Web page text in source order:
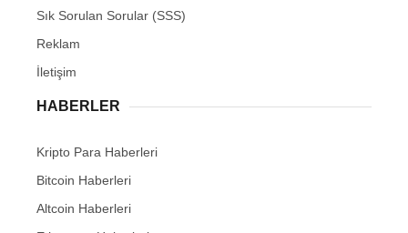
Sık Sorulan Sorular (SSS)
Reklam
İletişim
HABERLER
Kripto Para Haberleri
Bitcoin Haberleri
Altcoin Haberleri